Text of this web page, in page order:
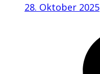
28. Oktober 2025